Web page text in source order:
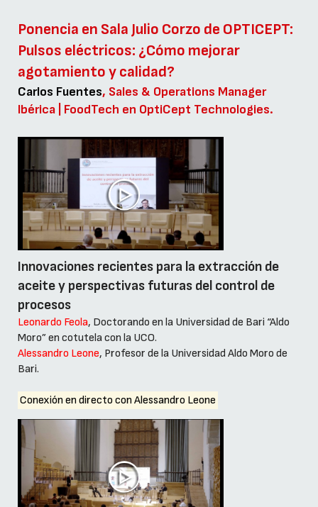
Ponencia en Sala Julio Corzo de OPTICEPT:
Pulsos eléctricos: ¿Cómo mejorar
agotamiento y calidad?
Carlos Fuentes, Sales & Operations Manager
Ibérica | FoodTech en OptiCept Technologies.
Innovaciones recientes para la extracción de
aceite y perspectivas futuras del control de
procesos
Leonardo Feola, Doctorando en la Universidad de Bari “Aldo
Moro” en cotutela con la UCO.
Alessandro Leone, Profesor de la Universidad Aldo Moro de
Bari.
Conexión en directo con Alessandro Leone